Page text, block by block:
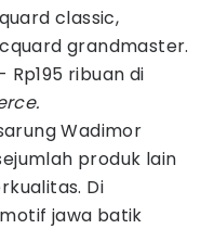
classic,
grandmaster.
ribuan di
Wadimor
produk lain
Di
jawa batik